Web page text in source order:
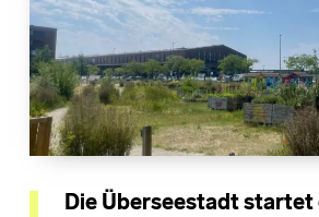
Die Überseestadt startet